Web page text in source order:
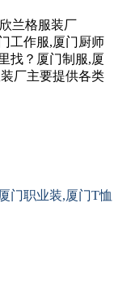
兰格服装厂
工作服,厦门厨师
找？厦门制服,厦
厂主要提供各类
门职业装,厦门T恤